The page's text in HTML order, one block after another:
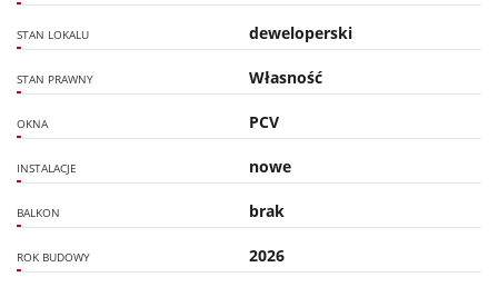
STAN LOKALU deweloperski
STAN PRAWNY Własność
OKNA PCV
INSTALACJE nowe
BALKON brak
ROK BUDOWY 2026